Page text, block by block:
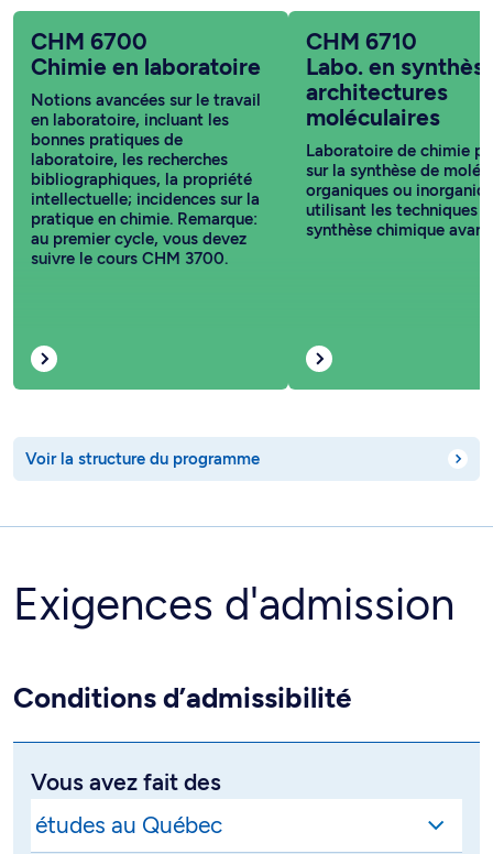
CHM 6700
Chimie en laboratoire
Notions avancées sur le travail
en laboratoire, incluant les
bonnes pratiques de
laboratoire, les recherches
bibliographiques, la propriété
intellectuelle; incidences sur la
pratique en chimie. Remarque:
au premier cycle, vous devez
suivre le cours CHM 3700.
CHM 6710
Labo. en
architectures
moléculaires
Laboratoire de chimie
sur la synthèse de
organiques ou
utilisant les techniques
synthèse chimique
Voir la structure du programme
Exigences d'admission
Conditions d’admissibilité
Vous avez fait des